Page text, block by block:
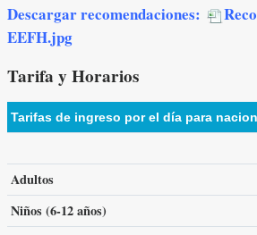
Descargar recomendaciones:
EEFH.jpg
Tarifa y Horarios
Tarifas de ingreso por el día para
Adultos
Niños (6-12 años)